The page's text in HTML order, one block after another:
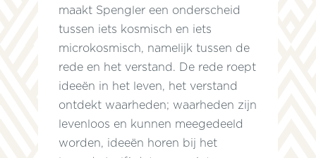
maakt Spengler een onderscheid
tussen iets kosmisch en iets
microkosmisch, namelijk tussen de
rede en het verstand. De rede roept
ideeën in het leven, het verstand
ontdekt waarheden; waarheden zijn
levenloos en kunnen meegedeeld
worden, ideeën horen bij het